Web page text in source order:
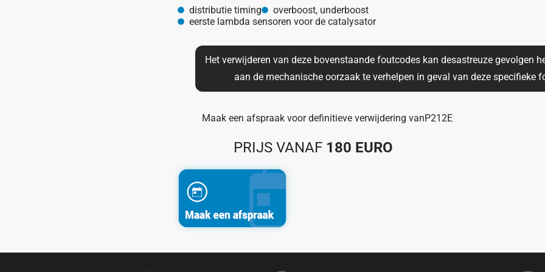
distributie timing
overboost, underboost
eerste lambda sensoren voor de catalysator
Het verwijderen van deze bovenstaande foutcodes kan desastreuze gevolgen
aan de mechanische oorzaak te verhelpen in geval van deze specifieke
Maak een afspraak voor definitieve verwijdering vanP212E
PRIJS VANAF 180 EURO